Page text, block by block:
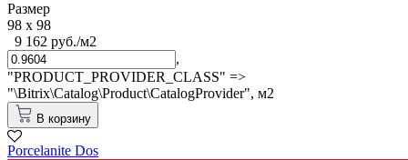
Размер
98 x 98
9 162 руб./м2
,
"PRODUCT_PROVIDER_CLASS" =>
"\Bitrix\Catalog\Product\CatalogProvider", м2
В корзину
Porcelanite Dos